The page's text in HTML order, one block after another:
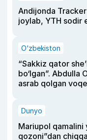
Andijonda
joylab, YTH sodir
O‘zbekiston
“Sakkiz qator
bo‘lgan”. Abdulla
asrab qolgan
Dunyo
Mariupol qamalini
qozoni”dan